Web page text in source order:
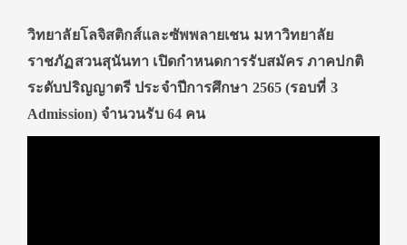
วิทยาลัยโลจิสติกส์และซัพพลายเชน มหาวิทยาลัย
ราชภัฏสวนสุนันทา เปิดกำหนดการรับสมัคร ภาคปกติ
ระดับปริญญาตรี ประจำปีการศึกษา 2565 (รอบที่ 3
Admission) จำนวนรับ 64 คน